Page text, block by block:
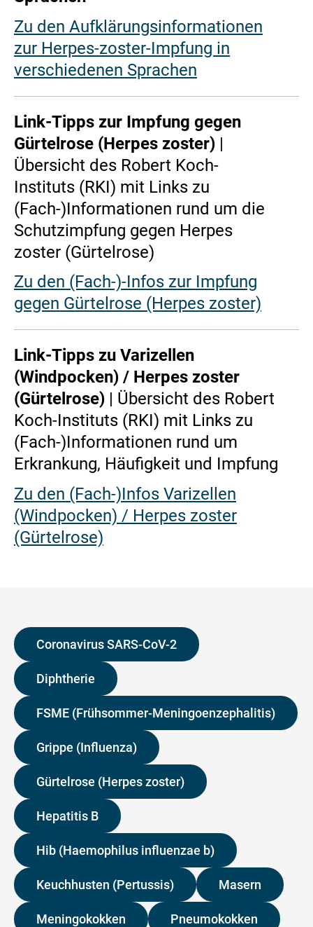
Zu den Aufklärungsinformationen
zur Herpes-zoster-Impfung in
verschiedenen Sprachen
Link-Tipps zur Impfung gegen
Gürtelrose (Herpes zoster) |
Übersicht des Robert Koch-
Instituts (RKI) mit Links zu
(Fach-)Informationen rund um die
Schutzimpfung gegen Herpes
zoster (Gürtelrose)
Zu den (Fach-)-Infos zur Impfung
gegen Gürtelrose (Herpes zoster)
Link-Tipps zu Varizellen
(Windpocken) / Herpes zoster
(Gürtelrose) | Übersicht des Robert
Koch-Instituts (RKI) mit Links zu
(Fach-)Informationen rund um
Erkrankung, Häufigkeit und Impfung
Zu den (Fach-)Infos Varizellen
(Windpocken) / Herpes zoster
(Gürtelrose)
Coronavirus SARS-CoV-2
Diphtherie
FSME (Frühsommer-Meningoenzephalitis)
Grippe (Influenza)
Gürtelrose (Herpes zoster)
Hepatitis B
Hib (Haemophilus influenzae b)
Keuchhusten (Pertussis) Masern
Meningokokken Pneumokokken